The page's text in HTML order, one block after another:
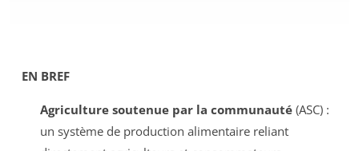
EN BREF
Agriculture soutenue par la communauté(ASC) :
un système de production alimentaire reliant